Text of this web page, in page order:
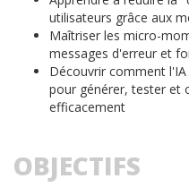
utilisateurs grâce aux
Maîtriser les micro-
messages d'erreur et
Découvrir comment
pour générer, tester et
efficacement
OBJECTIFS